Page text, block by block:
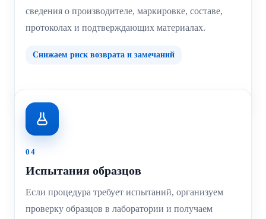
сведения о производителе, маркировке, составе,
протоколах и подтверждающих материалах.
Снижаем риск возврата и замечаний
04
Испытания образцов
Если процедура требует испытаний, организуем
проверку образцов в лаборатории и получаем